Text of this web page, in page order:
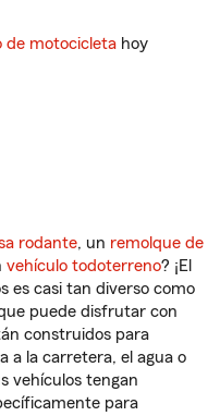
de motocicleta hoy
rodante, un remolque de
vehículo todoterreno? ¡El
es casi tan diverso como
puede disfrutar con
construidos para
a la carretera, el agua o
vehículos tengan
para